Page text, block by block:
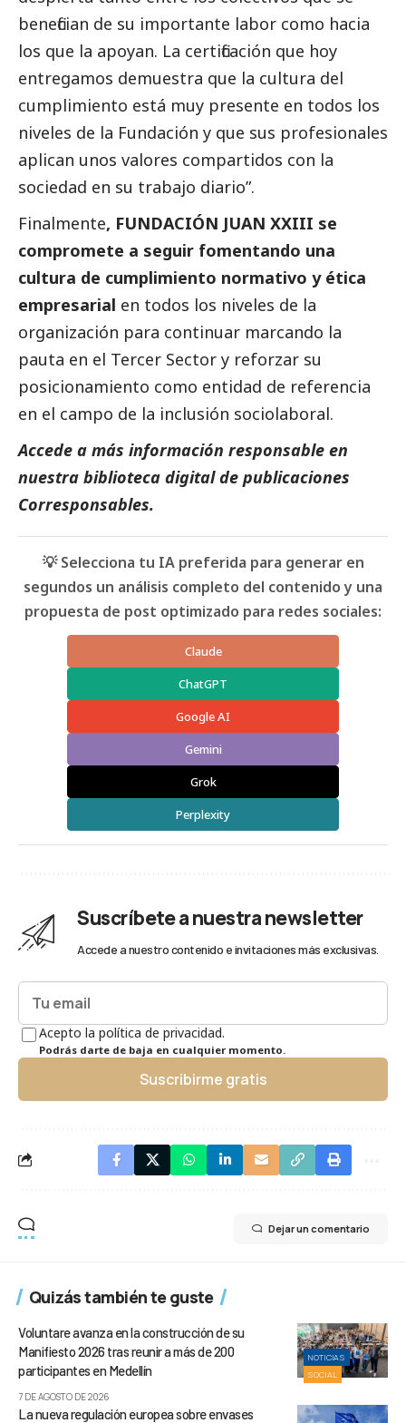
benefician de su importante labor como hacia
los que la apoyan. La certificación que hoy
entregamos demuestra que la cultura del
cumplimiento está muy presente en todos los
niveles de la Fundación y que sus profesionales
aplican unos valores compartidos con la
sociedad en su trabajo diario”.
Finalmente, FUNDACIÓN JUAN XXIII se
compromete a seguir fomentando una
cultura de cumplimiento normativo y ética
empresarial en todos los niveles de la
organización para continuar marcando la
pauta en el Tercer Sector y reforzar su
posicionamiento como entidad de referencia
en el campo de la inclusión sociolaboral.
Accede a más información responsable en
nuestra biblioteca digital de publicaciones
Corresponsables.
💡 Selecciona tu IA preferida para generar en
segundos un análisis completo del contenido y una
propuesta de post optimizado para redes sociales:
Claude
ChatGPT
Google AI
Gemini
Grok
Perplexity
Suscríbete a nuestra newsletter
Accede a nuestro contenido e invitaciones más exclusivas.
Acepto la política de privacidad.
Podrás darte de baja en cualquier momento.
Suscribirme gratis
Dejar un comentario
Quizás también te guste
NOTICIAS
SOCIAL
Voluntare avanza en la construcción de su
Manifiesto 2026 tras reunir a más de 200
participantes en Medellín
7 DE AGOSTO DE 2026
La nueva regulación europea sobre envases